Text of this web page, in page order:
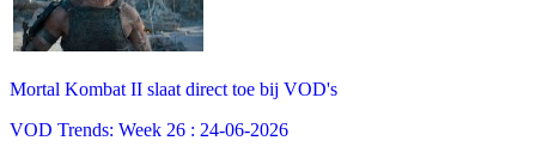
Mortal Kombat II slaat direct toe bij VOD's
VOD Trends: Week 26 : 24-06-2026